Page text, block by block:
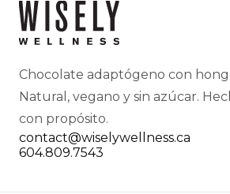
Chocolate adaptógeno con
Natural, vegano y sin azúcar.
con propósito.
contact@wiselywellness.ca
604.809.7543